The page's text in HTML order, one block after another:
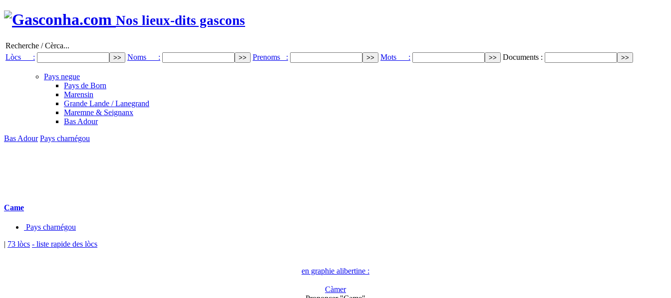
Nos lieux-dits gascons
Recherche / Cèrca...
Lòcs :
Noms : Prenoms : Mots : Documents :
Pays negue
Pays de Born
Marensin
Grande Lande / Lanegrand
Maremne & Seignanx
Bas Adour
Bas Adour Pays charnégou
Came
Pays charnégou
| 73 lòcs - liste rapide des lòcs
en graphie alibertine :
Càmer